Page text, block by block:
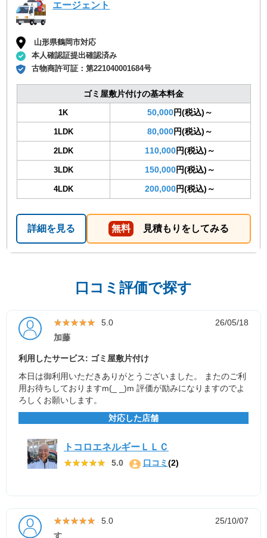
エージェント
山形県鶴岡市対応
本人確認証提出確認済み
古物商許可証：第221040001684号
ゴミ屋敷片付けの基本料金
1K 50,000円(税込)～
1LDK 80,000円(税込)～
2LDK 110,000円(税込)～
3LDK 150,000円(税込)～
4LDK 200,000円(税込)～
詳細を見る 無料 見積もりをしてみる
口コミ評価で探す
★★★★★
★★★★★ 5.0
26/05/18
加藤
利用したサービス: ゴミ屋敷片付け
本日は御利用いただきありがとうございました。 またのご利
用お待ちしておりますm(_ _)m 評価が励みになりますのでよ
ろしくお願いします。
対応した店舗
トコロエネルギーＬＬＣ
★★★★★
★★★★★ 5.0 口コミ(2)
★★★★★
★★★★★ 5.0
25/10/07
す